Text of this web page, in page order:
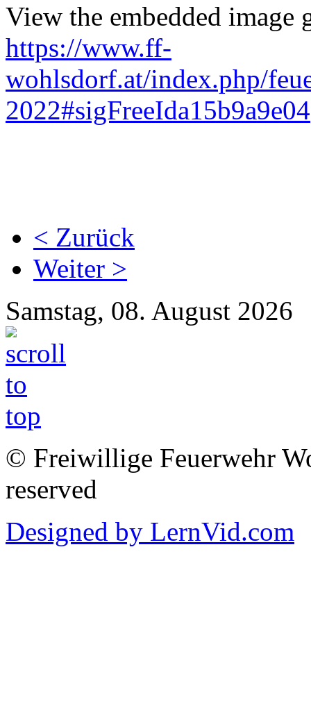
View the embedded image
https://www.ff-
wohlsdorf.at/index.php/
2022#sigFreeIda15b9a9e04
< Zurück
Weiter >
Samstag, 08. August 2026
© Freiwillige Feuerwehr
reserved
Designed by LernVid.com